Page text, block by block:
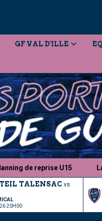
GF VAL D'ILLE
de reprise U15
TALENSAC vs
20H00